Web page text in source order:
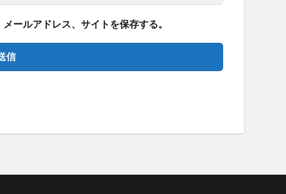
ールアドレス、サイトを保存する。